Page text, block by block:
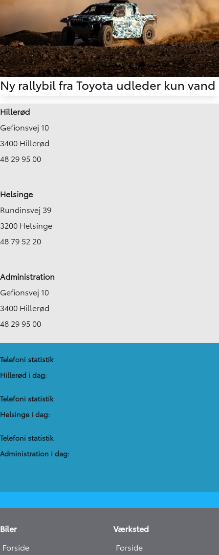
10.07.2026
Ny rallybil fra Toyota udleder kun vand
Hillerød
Gefionsvej 10
3400 Hillerød
48 29 95 00
Helsinge
Rundinsvej 39
3200 Helsinge
48 79 52 20
Administration
Gefionsvej 10
3400 Hillerød
48 29 95 00
Telefoni statistik
Hillerød i dag:
Telefoni statistik
Helsinge i dag:
Telefoni statistik
Administration​ i dag:
Biler
Forside
Værksted
Forside